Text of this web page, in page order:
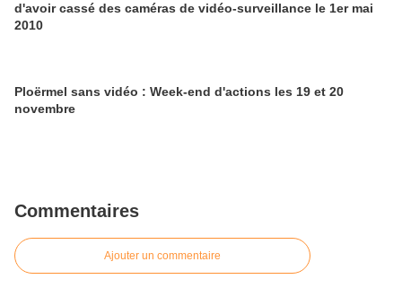
d'avoir cassé des caméras de vidéo-surveillance le 1er mai
2010
Ploërmel sans vidéo : Week-end d'actions les 19 et 20
novembre
Commentaires
Ajouter un commentaire